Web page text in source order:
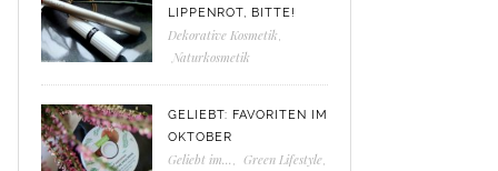
LIPPENROT, BITTE!
Dekorative Kosmetik
Naturkosmetik
GELIEBT: FAVORITEN IM
OKTOBER
Geliebt im... Green Lifestyle